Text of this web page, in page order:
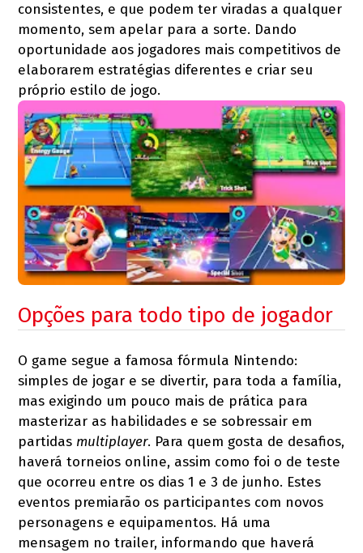
consistentes, e que podem ter viradas a qualquer
momento, sem apelar para a sorte. Dando
oportunidade aos jogadores mais competitivos de
elaborarem estratégias diferentes e criar seu
próprio estilo de jogo.
Opções para todo tipo de jogador
O game segue a famosa fórmula Nintendo:
simples de jogar e se divertir, para toda a família,
mas exigindo um pouco mais de prática para
masterizar as habilidades e se sobressair em
partidas multiplayer. Para quem gosta de desafios,
haverá torneios online, assim como foi o de teste
que ocorreu entre os dias 1 e 3 de junho. Estes
eventos premiarão os participantes com novos
personagens e equipamentos. Há uma
mensagem no trailer, informando que haverá